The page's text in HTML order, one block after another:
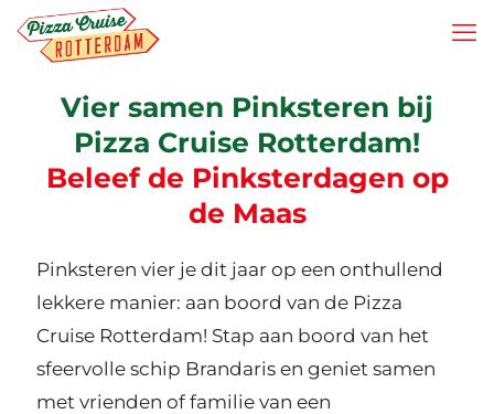
Vier samen Pinksteren bij
Pizza Cruise Rotterdam!
Beleef de Pinksterdagen op
de Maas
Pinksteren vier je dit jaar op een onthullend
lekkere manier: aan boord van de Pizza
Cruise Rotterdam! Stap aan boord van het
sfeervolle schip Brandaris en geniet samen
met vrienden of familie van een